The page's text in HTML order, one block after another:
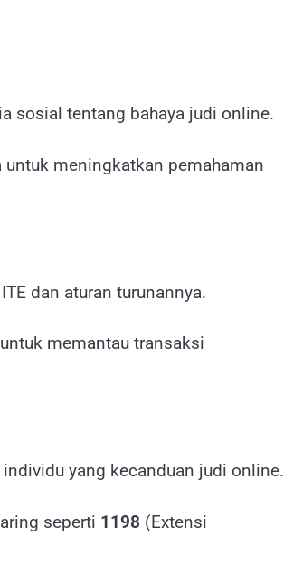
sosial tentang bahaya judi online.
meningkatkan pemahaman
dan aturan turunannya.
memantau transaksi
yang kecanduan judi online.
seperti 1198 (Extensi